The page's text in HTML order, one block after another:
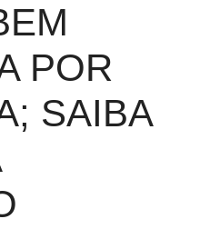
POR
SAIBA